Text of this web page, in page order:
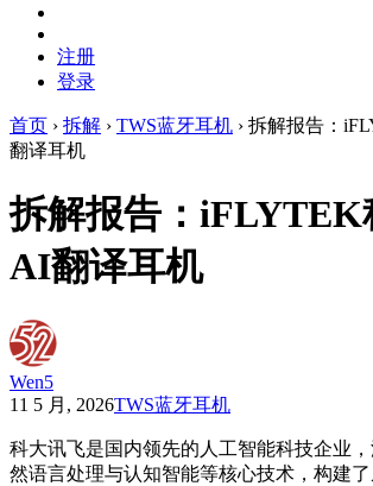
注册
登录
首页 › 拆解 › TWS蓝牙耳机 › 拆解报告：
翻译耳机
拆解报告：iFLYTEK
AI翻译耳机
Wen5
11 5 月, 2026TWS蓝牙耳机
科大讯飞是国内领先的人工智能科技企业
然语言处理与认知智能等核心技术，构建